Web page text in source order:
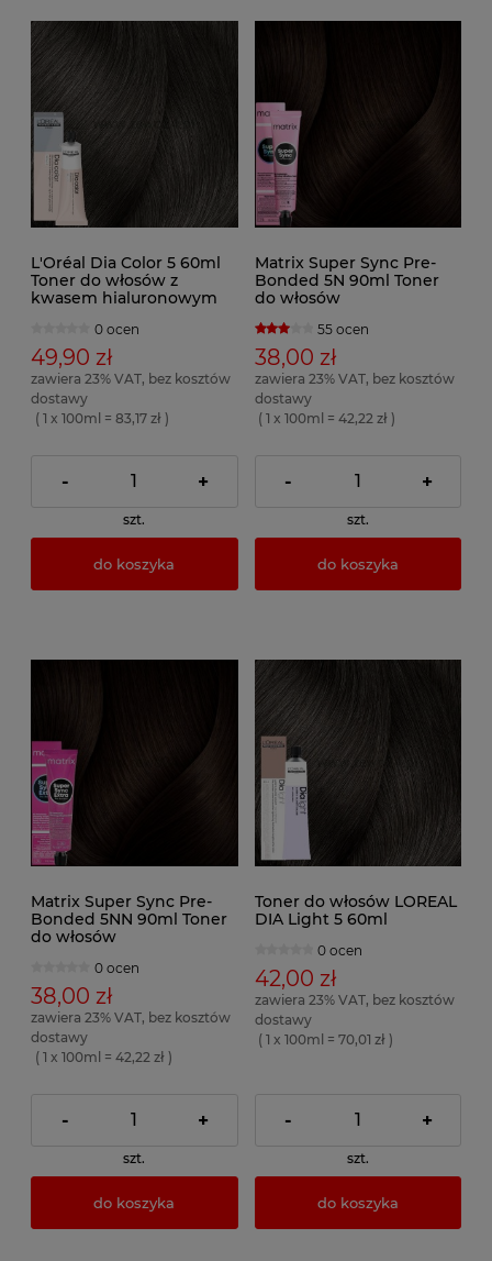
L'Oréal Dia Color 5 60ml
Toner do włosów z
kwasem hialuronowym
0 ocen
49,90 zł
zawiera 23% VAT, bez kosztów
dostawy
( 1 x 100ml = 83,17 zł )
- +
szt.
do koszyka
Matrix Super Sync Pre-
Bonded 5N 90ml Toner
do włosów
55 ocen
38,00 zł
zawiera 23% VAT, bez kosztów
dostawy
( 1 x 100ml = 42,22 zł )
- +
szt.
do koszyka
Matrix Super Sync Pre-
Bonded 5NN 90ml Toner
do włosów
0 ocen
38,00 zł
zawiera 23% VAT, bez kosztów
dostawy
( 1 x 100ml = 42,22 zł )
- +
szt.
do koszyka
Toner do włosów LOREAL
DIA Light 5 60ml
0 ocen
42,00 zł
zawiera 23% VAT, bez kosztów
dostawy
( 1 x 100ml = 70,01 zł )
- +
szt.
do koszyka